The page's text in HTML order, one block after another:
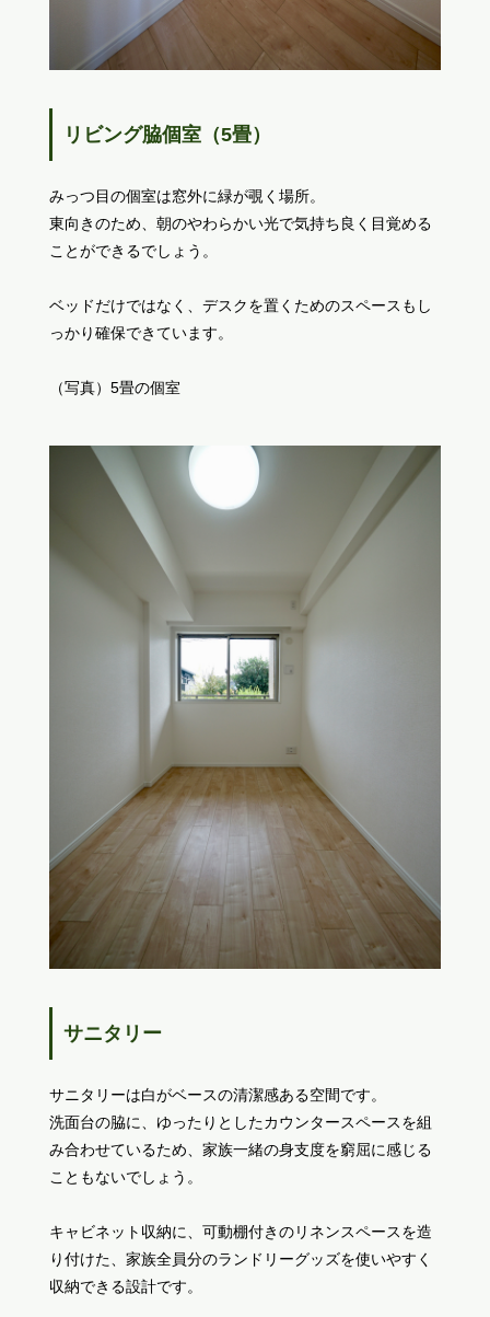
リビング脇個室（5畳）
みっつ目の個室は窓外に緑が覗く場所。
東向きのため、朝のやわらかい光で気持ち良く目覚める
ことができるでしょう。
ベッドだけではなく、デスクを置くためのスペースもし
っかり確保できています。
（写真）5畳の個室
サニタリー
サニタリーは白がベースの清潔感ある空間です。
洗面台の脇に、ゆったりとしたカウンタースペースを組
み合わせているため、家族一緒の身支度を窮屈に感じる
こともないでしょう。
キャビネット収納に、可動棚付きのリネンスペースを造
り付けた、家族全員分のランドリーグッズを使いやすく
収納できる設計です。